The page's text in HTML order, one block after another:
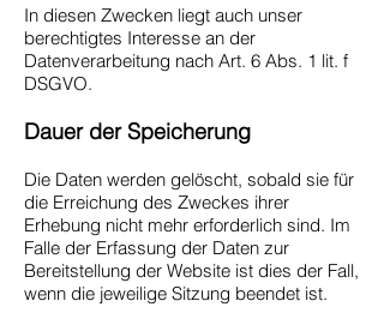
In diesen Zwecken liegt auch unser
berechtigtes Interesse an der
Datenverarbeitung nach Art. 6 Abs. 1 lit. f
DSGVO.
Dauer der Speicherung
Die Daten werden gelöscht, sobald sie für
die Erreichung des Zweckes ihrer
Erhebung nicht mehr erforderlich sind. Im
Falle der Erfassung der Daten zur
Bereitstellung der Website ist dies der Fall,
wenn die jeweilige Sitzung beendet ist.